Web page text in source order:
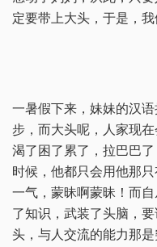
定要带上大头，于是，
一暑假下来，妹妹的汉
步，而大头呢，人家现
渴了困了累了，拉巴巴
时候，他都只会用他那
一气，蒙昧啊蒙昧！而
了知识，武装了头脑，
头，与人交流的能力那